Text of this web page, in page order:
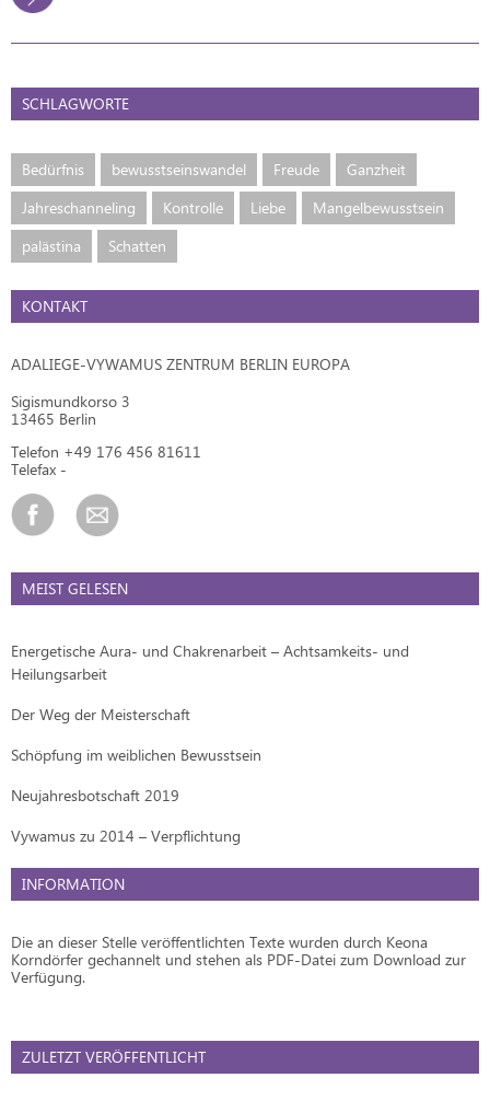
SCHLAGWORTE
Bedürfnis bewusstseinswandel Freude
Ganzheit
Jahreschanneling
Kontrolle Liebe
Mangelbewusstsein
palästina
Schatten
KONTAKT
ADALIEGE-VYWAMUS ZENTRUM BERLIN EUROPA
Sigismundkorso 3
13465 Berlin
Telefon +49 176 456 81611
Telefax -
MEIST GELESEN
Energetische Aura- und Chakrenarbeit – Achtsamkeits- und
Heilungsarbeit
Der Weg der Meisterschaft
Schöpfung im weiblichen Bewusstsein
Neujahresbotschaft 2019
Vywamus zu 2014 – Verpflichtung
INFORMATION
Die an dieser Stelle veröffentlichten Texte wurden durch Keona
Korndörfer gechannelt und stehen als PDF-Datei zum Download zur
Verfügung.
ZULETZT VERÖFFENTLICHT